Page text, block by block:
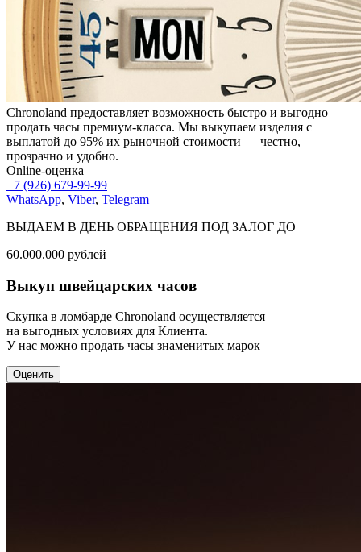
Chronoland предоставляет возможность быстро и выгодно
продать часы премиум-класса. Мы выкупаем изделия с
выплатой до 95% их рыночной стоимости — честно,
прозрачно и удобно.
Online-оценка
+7 (926) 679-99-99
WhatsApp, Viber, Telegram
ВЫДАЕМ В ДЕНЬ ОБРАЩЕНИЯ ПОД ЗАЛОГ ДО
60.000.000 рублей
Выкуп швейцарских часов
Скупка в ломбарде Chronoland осуществляется
на выгодных условиях для Клиента.
У нас можно продать часы знаменитых марок
Оценить